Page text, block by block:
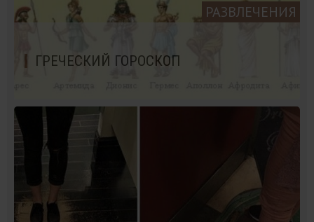
РАЗВЛЕЧЕНИЯ
ГРЕЧЕСКИЙ ГОРОСКОП